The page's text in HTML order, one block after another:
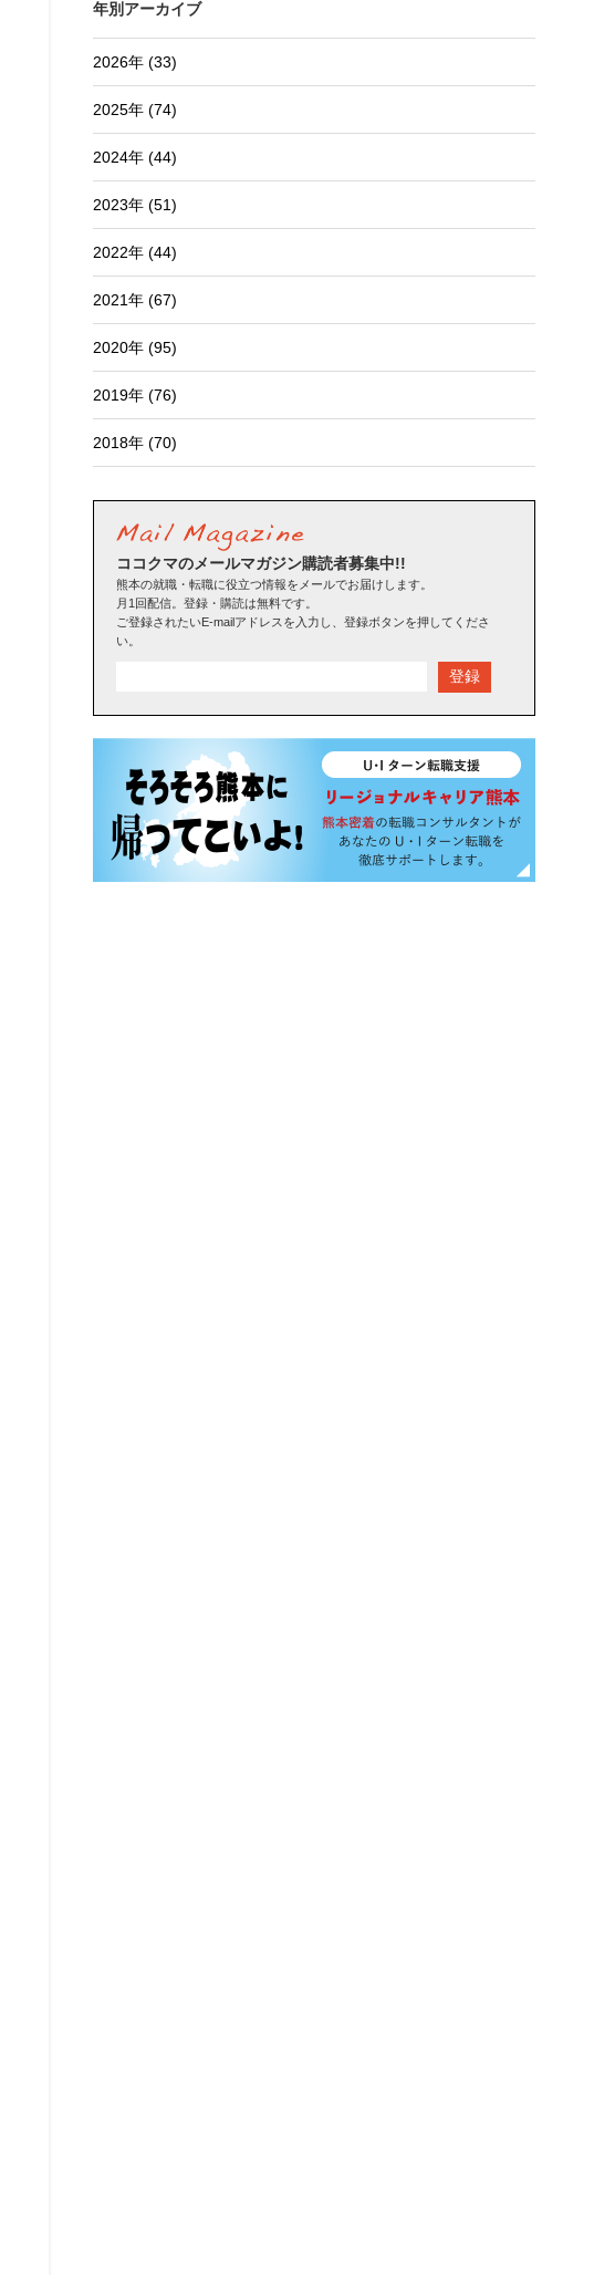
年別アーカイブ
2026年 (33)
2025年 (74)
2024年 (44)
2023年 (51)
2022年 (44)
2021年 (67)
2020年 (95)
2019年 (76)
2018年 (70)
ココクマのメールマガジン購読者募集中!!
熊本の就職・転職に役立つ情報をメールでお届けします。
月1回配信。登録・購読は無料です。
ご登録されたいE-mailアドレスを入力し、登録ボタンを押してくださ
い。
登録